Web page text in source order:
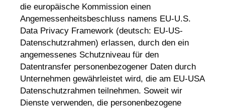
die europäische Kommission einen
Angemessenheitsbeschluss namens EU-U.S.
Data Privacy Framework (deutsch: EU-US-
Datenschutzrahmen) erlassen, durch den ein
angemessenes Schutzniveau für den
Datentransfer personenbezogener Daten durch
Unternehmen gewährleistet wird, die am EU-USA
Datenschutzrahmen teilnehmen. Soweit wir
Dienste verwenden, die personenbezogene